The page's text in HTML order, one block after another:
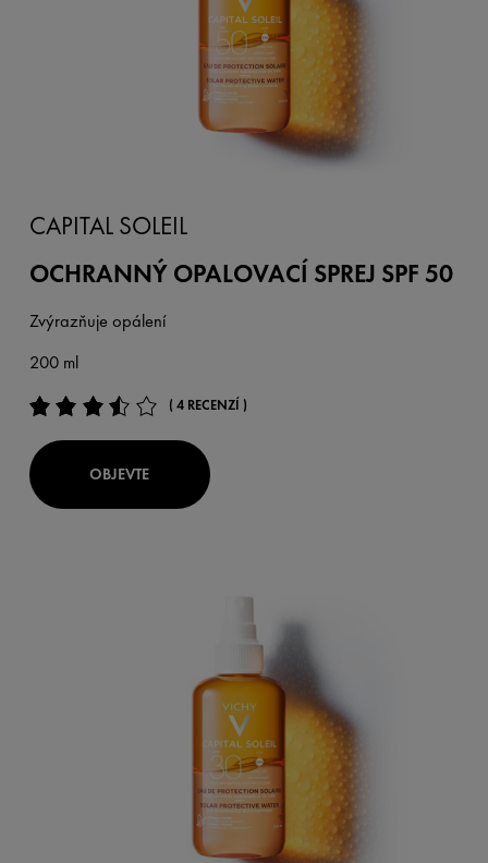
CAPITAL SOLEIL
OCHRANNÝ OPALOVACÍ SPREJ SPF 50
Zvýrazňuje opálení
200 ml
( 4 RECENZÍ )
OBJEVTE